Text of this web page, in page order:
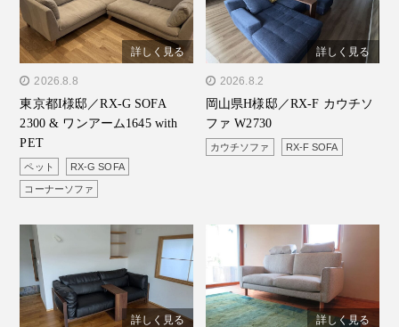
" alt="東京都I様邸／RX-G
SOFA 2300 & ワンアーム
1645 with PET"/>
詳しく見る
2026.8.8
東京都I様邸／RX-G SOFA
2300 & ワンアーム1645 with
PET
ペット RX-G SOFA
コーナーソファ
" alt="岡山県H様邸／RX-F
カウチソファ W2730"/>
詳しく見る
2026.8.2
岡山県H様邸／RX-F カウチソ
ファ W2730
カウチソファ RX-F SOFA
詳しく見る 詳しく見る